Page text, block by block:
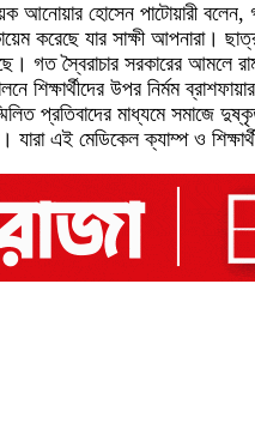
হোসেন পাটোয়ারী বলেন,
করেছে যার সাক্ষী আপনারা।
গত স্বৈরাচার সরকারের আমলে
শিক্ষার্থীদের উপর নির্মম
প্রতিবাদের মাধ্যমে
এই মেডিকেল ক্যাম্প ও